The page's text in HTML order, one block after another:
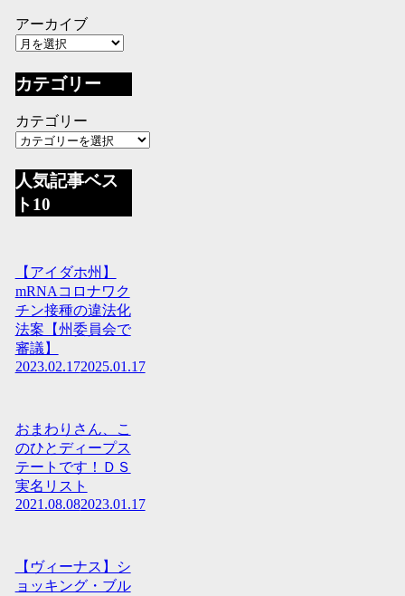
アーカイブ
カテゴリー
カテゴリー
人気記事ベス
ト10
【アイダホ州】
mRNAコロナワク
チン接種の違法化
法案【州委員会で
審議】
2023.02.172025.01.17
おまわりさん、こ
のひとディープス
テートです！ＤＳ
実名リスト
2021.08.082023.01.17
【ヴィーナス】シ
ョッキング・ブル